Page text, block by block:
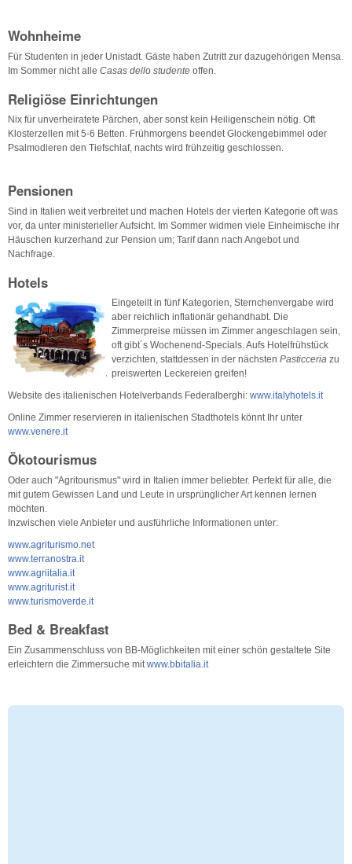
Wohnheime
Für Studenten in jeder Unistadt. Gäste haben Zutritt zur dazugehörigen Mensa.
Im Sommer nicht alle Casas dello studente offen.
Religiöse Einrichtungen
Nix für unverheiratete Pärchen, aber sonst kein Heiligenschein nötig. Oft
Klosterzellen mit 5-6 Betten. Frühmorgens beendet Glockengebimmel oder
Psalmodieren den Tiefschlaf, nachts wird frühzeitig geschlossen.
Pensionen
Sind in Italien weit verbreitet und machen Hotels der vierten Kategorie oft was
vor, da unter ministerieller Aufsicht. Im Sommer widmen viele Einheimische ihr
Häuschen kurzerhand zur Pension um; Tarif dann nach Angebot und
Nachfrage.
Hotels
Eingeteilt in fünf Kategorien, Sternchenvergabe wird
aber reichlich inflationär gehandhabt. Die
Zimmerpreise müssen im Zimmer angeschlagen sein,
oft gibt´s Wochenend-Specials. Aufs Hotelfrühstück
verzichten, stattdessen in der nächsten Pasticceria zu
preiswerten Leckereien greifen!
Website des italienischen Hotelverbands Federalberghi: www.italyhotels.it
Online Zimmer reservieren in italienischen Stadthotels könnt Ihr unter
www.venere.it
Ökotourismus
Oder auch "Agritourismus" wird in Italien immer beliebter. Perfekt für alle, die
mit gutem Gewissen Land und Leute in ursprünglicher Art kennen lernen
möchten.
Inzwischen viele Anbieter und ausführliche Informationen unter:
www.agriturismo.net
www.terranostra.it
www.agriitalia.it
www.agriturist.it
www.turismoverde.it
Bed & Breakfast
Ein Zusammenschluss von BB-Möglichkeiten mit einer schön gestaltete Site
erleichtern die Zimmersuche mitwww.bbitalia.it